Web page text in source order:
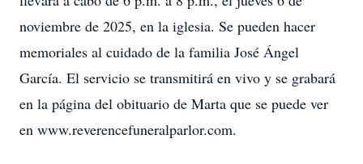
noviembre de 2025, en la iglesia. Se pueden hacer
memoriales al cuidado de la familia José Ángel
García. El servicio se transmitirá en vivo y se grabará
en la página del obituario de Marta que se puede ver
en www.reverencefuneralparlor.com.